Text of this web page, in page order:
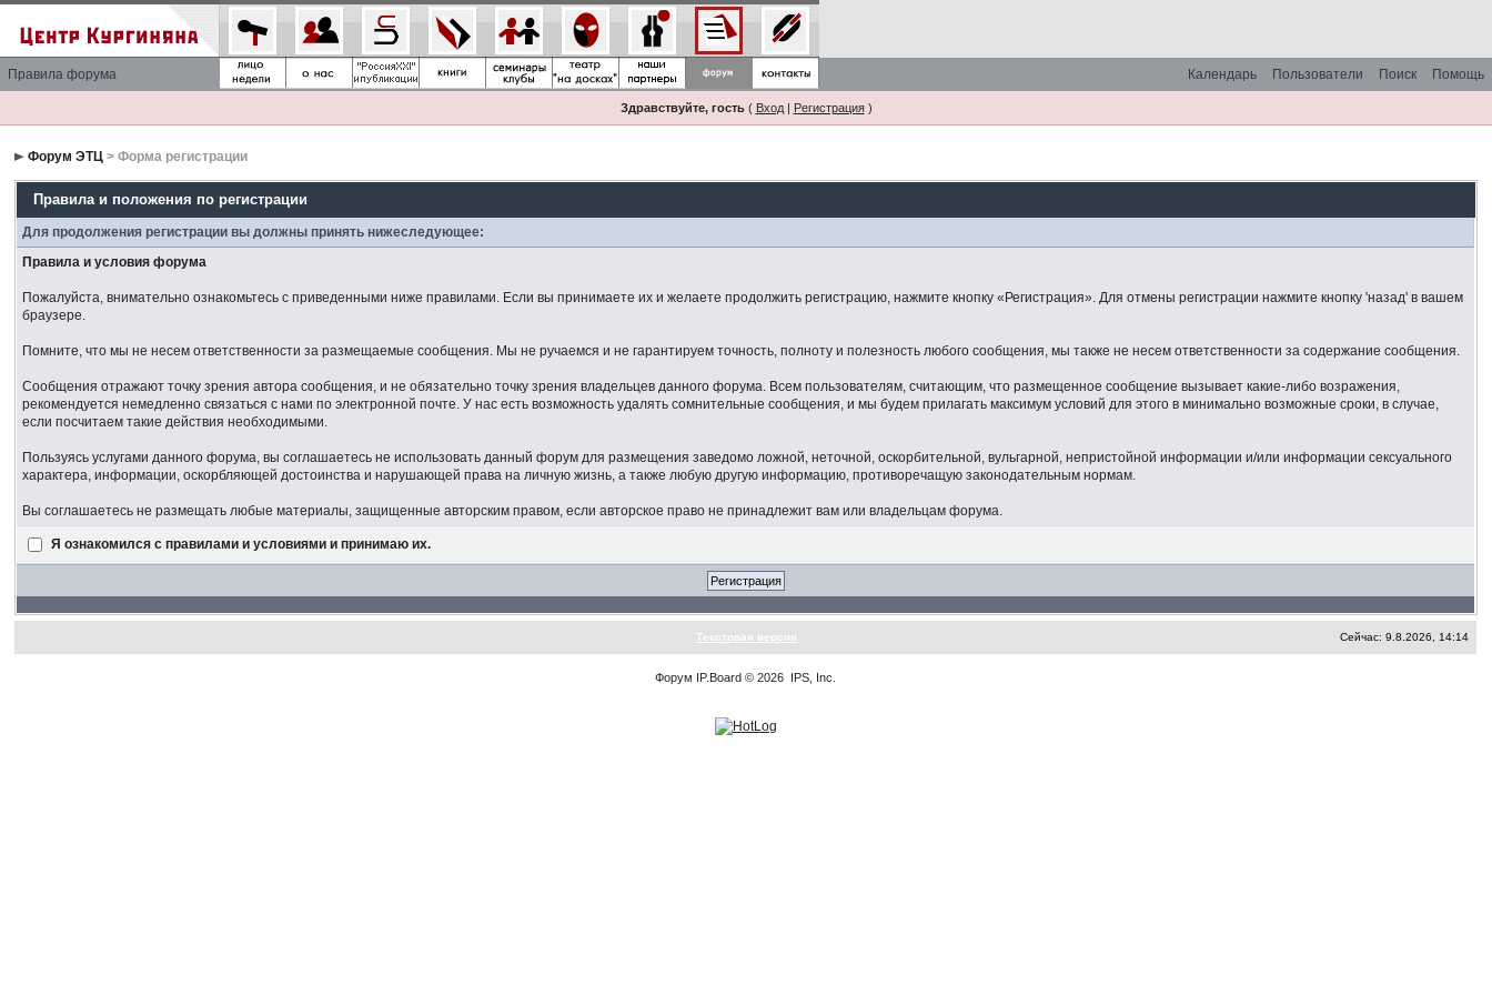
Правила форума Помощь
Поиск
Пользователи
Календарь
Здравствуйте, гость( Вход| Регистрация)
Форум ЭТЦ > Форма регистрации
Правила и положения по регистрации
Для продолжения регистрации вы должны принять нижеследующее:
Правила и условия форума
Пожалуйста, внимательно ознакомьтесь с приведенными ниже правилами. Если вы принимаете их и желаете продолжить регистрацию, нажмите кнопку «Регистрация». Для отмены регистрации нажмите кнопку 'назад' в вашем
браузере.
Помните, что мы не несем ответственности за размещаемые сообщения. Мы не ручаемся и не гарантируем точность, полноту и полезность любого сообщения, мы также не несем ответственности за содержание сообщения.
Сообщения отражают точку зрения автора сообщения, и не обязательно точку зрения владельцев данного форума. Всем пользователям, считающим, что размещенное сообщение вызывает какие-либо возражения,
рекомендуется немедленно связаться с нами по электронной почте. У нас есть возможность удалять сомнительные сообщения, и мы будем прилагать максимум условий для этого в минимально возможные сроки, в случае,
если посчитаем такие действия необходимыми.
Пользуясь услугами данного форума, вы соглашаетесь не использовать данный форум для размещения заведомо ложной, неточной, оскорбительной, вульгарной, непристойной информации и/или информации сексуального
характера, информации, оскорбляющей достоинства и нарушающей права на личную жизнь, а также любую другую информацию, противоречащую законодательным нормам.
Вы соглашаетесь не размещать любые материалы, защищенные авторским правом, если авторское право не принадлежит вам или владельцам форума.
Я ознакомился с правилами и условиями и принимаю их.
Текстовая версия Сейчас: 9.8.2026, 14:14
Форум IP.Board © 2026 IPS, Inc